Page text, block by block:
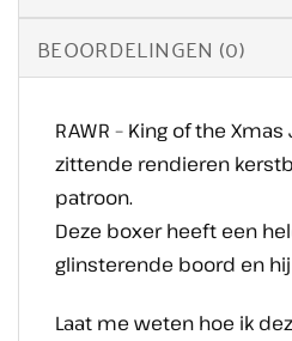
BEOORDELINGEN (0)
RAWR – King of the
zittende rendieren
patroon.
Deze boxer heeft een
glinsterende boord en
Laat me weten hoe ik